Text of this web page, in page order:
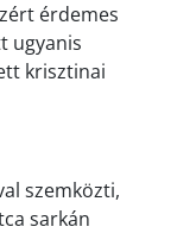
érdemes
ugyanis
krisztinai
szemközti,
sarkán